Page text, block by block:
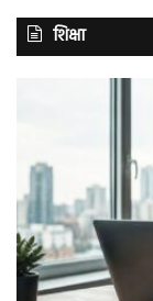
शिक्षा